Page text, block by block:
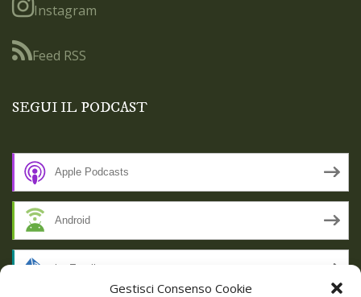
Gestisci Consenso Cookie
Instagram
Feed RSS
SEGUI IL PODCAST
Apple Podcasts
Android
by Email